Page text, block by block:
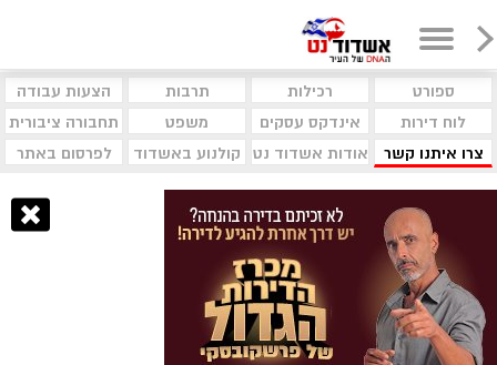
ספורט רכילות תרבות
הצעות עבודה
לוח דירות
אינדקס עסקים משפט
תחבורה ציבורית
צרו איתנו קשר
אודות אשדוד נט קולנוע באשדוד לפרסום באתר